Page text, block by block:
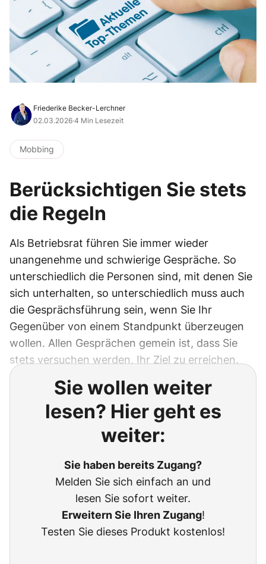
Friederike Becker-Lerchner
02.03.2026·4 Min Lesezeit
Mobbing
Berücksichtigen Sie stets
die Regeln
Als Betriebsrat führen Sie immer wieder
unangenehme und schwierige Gespräche. So
unterschiedlich die Personen sind, mit denen Sie
sich unterhalten, so unterschiedlich muss auch
die Gesprächsführung sein, wenn Sie Ihr
Gegenüber von einem Standpunkt überzeugen
wollen. Allen Gesprächen gemein ist, dass Sie
stets versuchen werden, Ihr Ziel zu erreichen.
Sie wollen weiter
lesen? Hier geht es
weiter:
Sie haben bereits Zugang?
Melden Sie sich einfach an und
lesen Sie sofort weiter.
Erweitern Sie Ihren Zugang!
Testen Sie dieses Produkt kostenlos!